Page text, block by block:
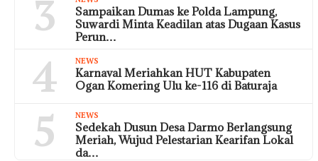
3
Sampaikan Dumas ke Polda Lampung,
Suwardi Minta Keadilan atas Dugaan Kasus
Perun…
4 NEWS
Karnaval Meriahkan HUT Kabupaten
Ogan Komering Ulu ke-116 di Baturaja
5 NEWS
Sedekah Dusun Desa Darmo Berlangsung
Meriah, Wujud Pelestarian Kearifan Lokal
da…